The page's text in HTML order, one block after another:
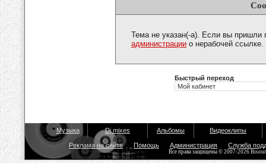
Тема не указан(-а). Если вы пришли
администрации о нерабочей ссылке.
Быстрый переход
Музыка Dj mixes Альбомы Видеоклипы
Реклама на сайте Помощь Администрация Служба
Все права защищены © 2007-2026